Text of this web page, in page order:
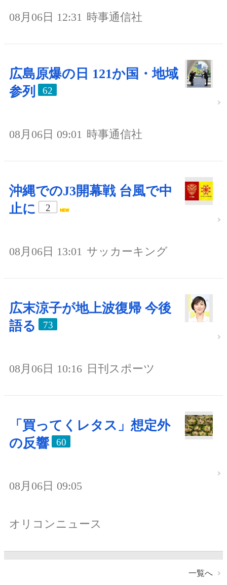
08月06日 12:31 時事通信社
広島原爆の日 121か国・地域
参列
62
08月06日 09:01 時事通信社
沖縄でのJ3開幕戦 台風で中
止に
2
08月06日 13:01 サッカーキング
広末涼子が地上波復帰 今後
語る
73
08月06日 10:16 日刊スポーツ
「買ってくレタス」想定外
の反響
60
08月06日 09:05
オリコンニュース
一覧へ